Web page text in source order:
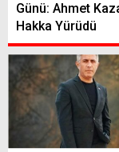
Günü: Ahmet
Hakka Yürüdü